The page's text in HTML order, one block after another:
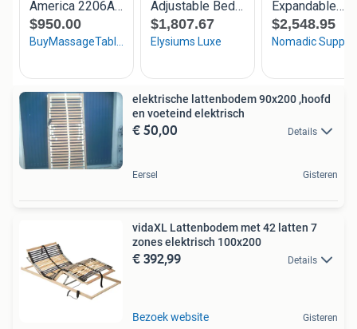
elektrische lattenbodem 90x200 ,hoofd
en voeteind elektrisch
€ 50,00 Details
Eersel Gisteren
vidaXL Lattenbodem met 42 latten 7
zones elektrisch 100x200
€ 392,99 Details
Bezoek website Gisteren